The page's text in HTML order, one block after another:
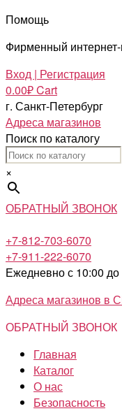
Помощь
Фирменный
Вход | Регистрация
0.00₽Cart
г. Санкт-Петербург
Адреса магазинов
Поиск по каталогу
×
ОБРАТНЫЙ ЗВОНОК
+7-812-703-6070
+7-911-222-6070
Ежедневно с 10:00 до
Адреса магазинов в
ОБРАТНЫЙ ЗВОНОК
Главная
Каталог
О нас
Безопасность